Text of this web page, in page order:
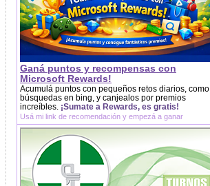
Ganá puntos y recompensas con
Microsoft Rewards!
Acumulá puntos con pequeños retos diarios, como
búsquedas en bing, y canjealos por premios
increíbles. ¡Sumate a Rewards, es gratis!
Usá mi link de recomendación y empezá a ganar